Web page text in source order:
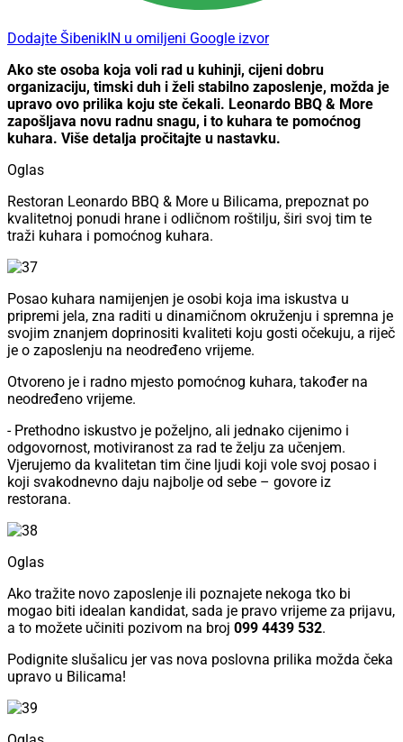
Dodajte ŠibenikIN u omiljeni Google izvor
Ako ste osoba koja voli rad u kuhinji, cijeni dobru
organizaciju, timski duh i želi stabilno zaposlenje, možda je
upravo ovo prilika koju ste čekali. Leonardo BBQ & More
zapošljava novu radnu snagu, i to kuhara te pomoćnog
kuhara. Više detalja pročitajte u nastavku.
Oglas
Restoran Leonardo BBQ & More u Bilicama, prepoznat po
kvalitetnoj ponudi hrane i odličnom roštilju, širi svoj tim te
traži kuhara i pomoćnog kuhara.
Posao kuhara namijenjen je osobi koja ima iskustva u
pripremi jela, zna raditi u dinamičnom okruženju i spremna je
svojim znanjem doprinositi kvaliteti koju gosti očekuju, a riječ
je o zaposlenju na neodređeno vrijeme.
Otvoreno je i radno mjesto pomoćnog kuhara, također na
neodređeno vrijeme.
- Prethodno iskustvo je poželjno, ali jednako cijenimo i
odgovornost, motiviranost za rad te želju za učenjem.
Vjerujemo da kvalitetan tim čine ljudi koji vole svoj posao i
koji svakodnevno daju najbolje od sebe – govore iz
restorana.
Oglas
Ako tražite novo zaposlenje ili poznajete nekoga tko bi
mogao biti idealan kandidat, sada je pravo vrijeme za prijavu,
a to možete učiniti pozivom na broj 099 4439 532.
Podignite slušalicu jer vas nova poslovna prilika možda čeka
upravo u Bilicama!